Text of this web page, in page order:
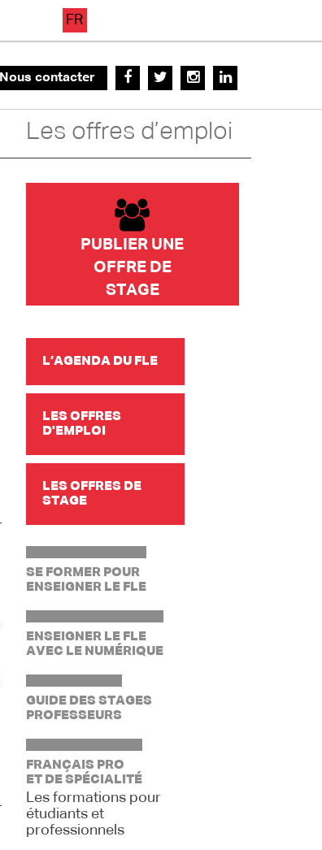
FR
Nous contacter
Les offres d’emploi
PUBLIER UNE
OFFRE DE
STAGE
L’AGENDA DU FLE
LES OFFRES
D'EMPLOI
LES OFFRES DE
STAGE
SE FORMER POUR
ENSEIGNER LE FLE
ENSEIGNER LE FLE
AVEC LE NUMÉRIQUE
GUIDE DES STAGES
PROFESSEURS
FRANÇAIS PRO
ET DE SPÉCIALITÉ
Les formations pour
étudiants et
professionnels